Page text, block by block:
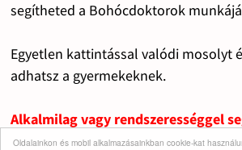
Oldalainkon és mobil alkalmazásainkban cookie-kat
segítheted a Bohócdoktorok
Egyetlen kattintással valódi mosolyt
adhatsz a gyermekeknek.
Alkalmilag vagy rendszerességgel
fontos dolgok működését.